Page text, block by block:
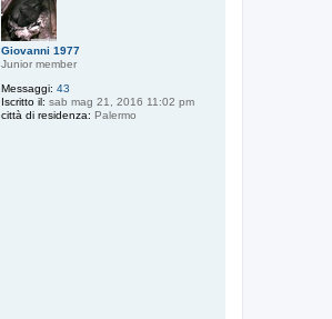
Giovanni 1977
Junior member
Messaggi: 43
Iscritto il: sab mag 21, 2016 11:02 pm
città di residenza: Palermo